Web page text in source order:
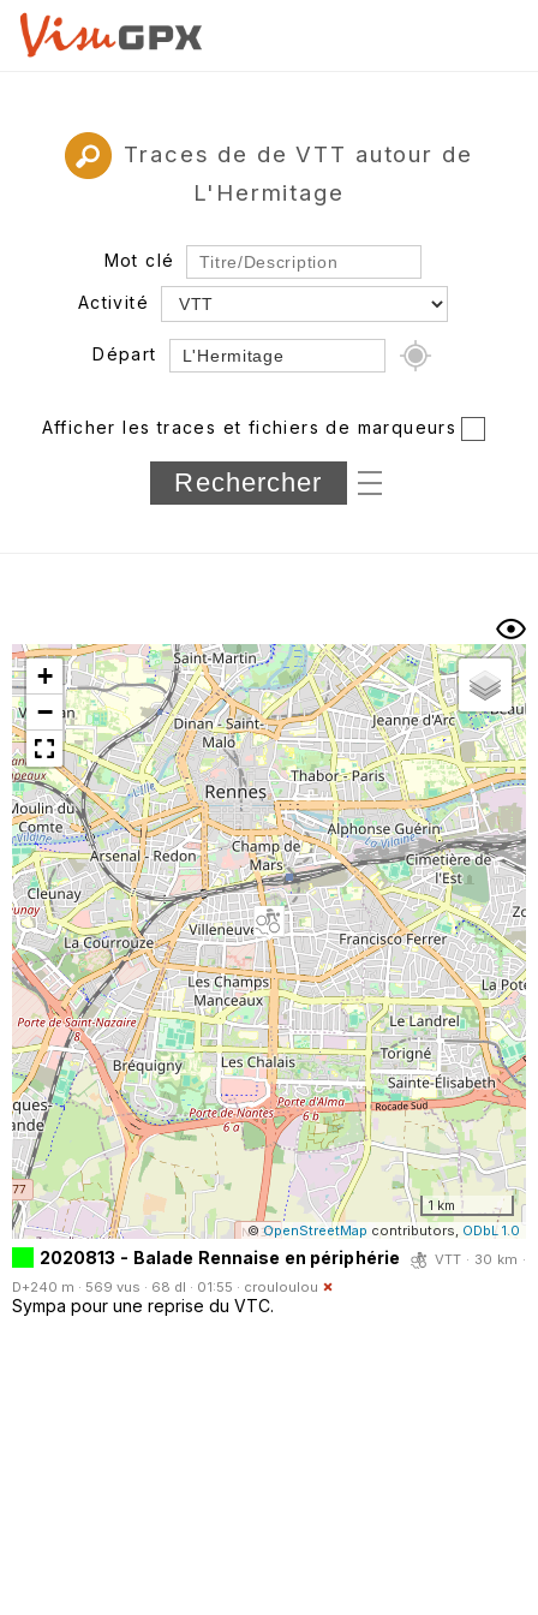
Traces de de VTT autour de
L'Hermitage
Mot clé
Activité
Départ
Département
Longueur min/max
Trier par
Horodatage Photos
Afficher les traces et fichiers de marqueurs
+
−
1 km
©OpenStreetMap contributors, ODbL 1.0
2020813 - Balade Rennaise en périphérie
VTT · 30 km ·
D+240 m · 569 vus · 68 dl · 01:55 · crouloulou
Sympa pour une reprise du VTC.